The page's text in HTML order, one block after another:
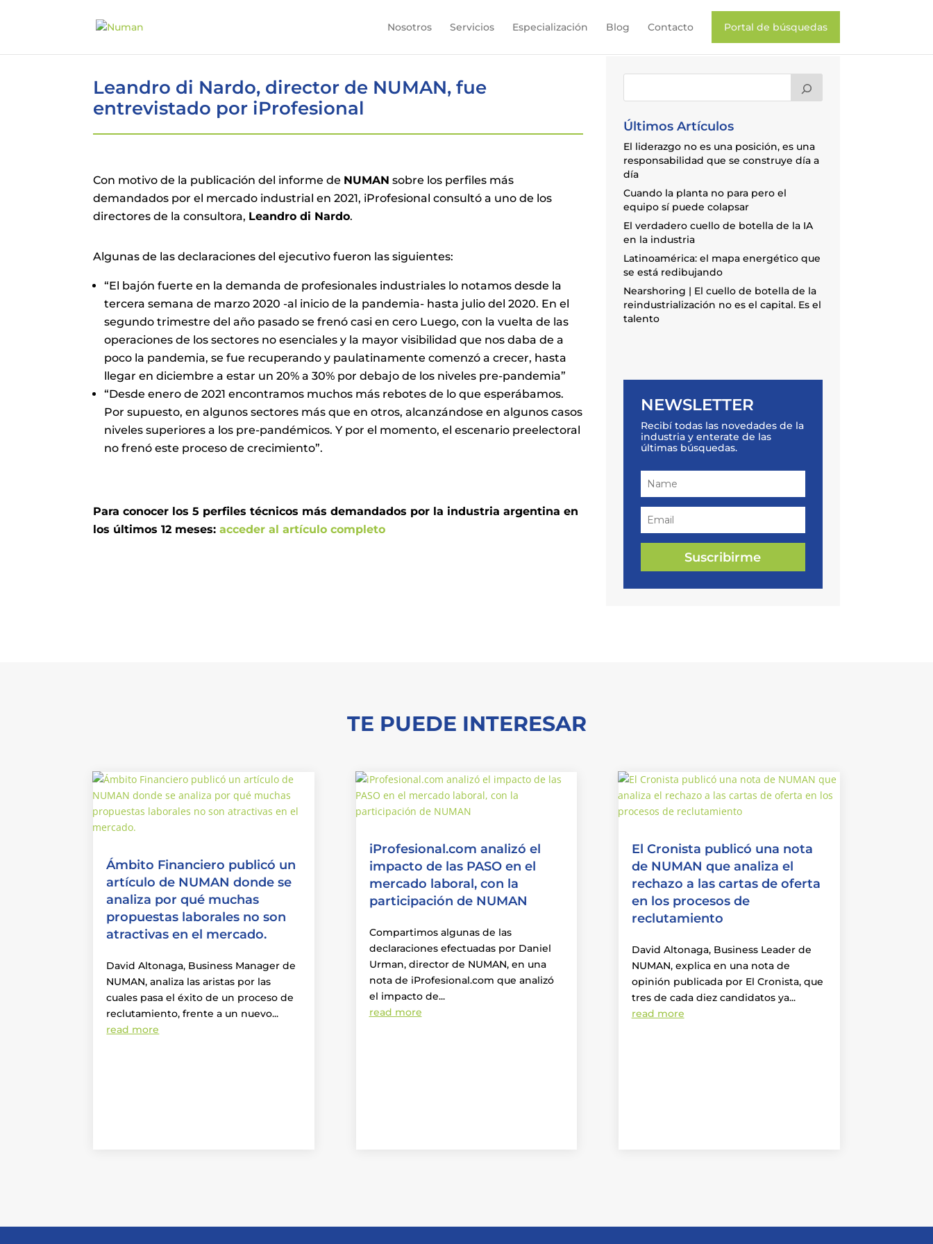
Nosotros Servicios Especialización Blog Contacto Portal de búsquedas
Leandro di Nardo, director de NUMAN, fue
entrevistado por iProfesional
Con motivo de la publicación del informe de NUMAN sobre los perfiles más
demandados por el mercado industrial en 2021, iProfesional consultó a uno de los
directores de la consultora, Leandro di Nardo.
Algunas de las declaraciones del ejecutivo fueron las siguientes:
“El bajón fuerte en la demanda de profesionales industriales lo notamos desde la
tercera semana de marzo 2020 -al inicio de la pandemia- hasta julio del 2020. En el
segundo trimestre del año pasado se frenó casi en cero Luego, con la vuelta de las
operaciones de los sectores no esenciales y la mayor visibilidad que nos daba de a
poco la pandemia, se fue recuperando y paulatinamente comenzó a crecer, hasta
llegar en diciembre a estar un 20% a 30% por debajo de los niveles pre-pandemia”
“Desde enero de 2021 encontramos muchos más rebotes de lo que esperábamos.
Por supuesto, en algunos sectores más que en otros, alcanzándose en algunos casos
niveles superiores a los pre-pandémicos. Y por el momento, el escenario preelectoral
no frenó este proceso de crecimiento”.
Para conocer los 5 perfiles técnicos más demandados por la industria argentina en
los últimos 12 meses:acceder al artículo completo
Últimos Artículos
El liderazgo no es una posición, es una
responsabilidad que se construye día a
día
Cuando la planta no para pero el
equipo sí puede colapsar
El verdadero cuello de botella de la IA
en la industria
Latinoamérica: el mapa energético que
se está redibujando
Nearshoring | El cuello de botella de la
reindustrialización no es el capital. Es el
talento
NEWSLETTER
Recibí todas las novedades de la
industria y enterate de las
últimas búsquedas.
Suscribirme
TE PUEDE INTERESAR
Ámbito Financiero publicó un
artículo de NUMAN donde se
analiza por qué muchas
propuestas laborales no son
atractivas en el mercado.
David Altonaga, Business Manager de
NUMAN, analiza las aristas por las
cuales pasa el éxito de un proceso de
reclutamiento, frente a un nuevo...
read more
iProfesional.com analizó el
impacto de las PASO en el
mercado laboral, con la
participación de NUMAN
Compartimos algunas de las
declaraciones efectuadas por Daniel
Urman, director de NUMAN, en una
nota de iProfesional.com que analizó
el impacto de...
read more
El Cronista publicó una nota
de NUMAN que analiza el
rechazo a las cartas de oferta
en los procesos de
reclutamiento
David Altonaga, Business Leader de
NUMAN, explica en una nota de
opinión publicada por El Cronista, que
tres de cada diez candidatos ya...
read more